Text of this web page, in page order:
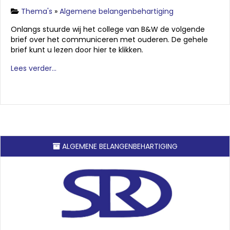
Thema's » Algemene belangenbehartiging
Onlangs stuurde wij het college van B&W de volgende
brief over het communiceren met ouderen. De gehele
brief kunt u lezen door hier te klikken.
Lees verder...
ALGEMENE BELANGENBEHARTIGING